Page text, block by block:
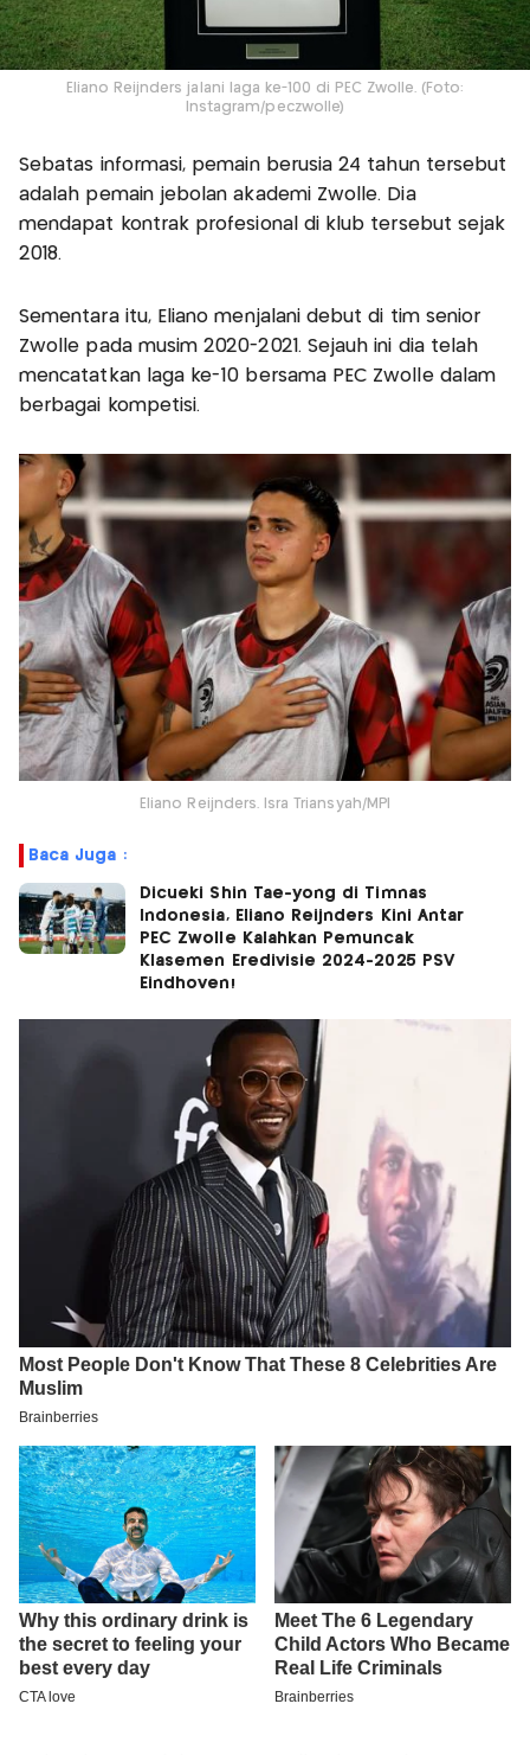
Eliano Reijnders jalani laga ke-100 di PEC Zwolle. (Foto:
Instagram/peczwolle)
Sebatas informasi, pemain berusia 24 tahun tersebut
adalah pemain jebolan akademi Zwolle. Dia
mendapat kontrak profesional di klub tersebut sejak
2018.
Sementara itu, Eliano menjalani debut di tim senior
Zwolle pada musim 2020-2021. Sejauh ini dia telah
mencatatkan laga ke-10 bersama PEC Zwolle dalam
berbagai kompetisi.
Eliano Reijnders. Isra Triansyah/MPI
Baca Juga :
Dicueki Shin Tae-yong di Timnas
Indonesia, Eliano Reijnders Kini Antar
PEC Zwolle Kalahkan Pemuncak
Klasemen Eredivisie 2024-2025 PSV
Eindhoven!